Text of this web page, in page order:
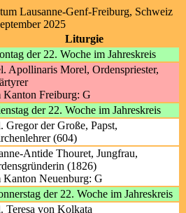
Lausanne-Genf-Freiburg, Schweiz
2025
Liturgie
der 22. Woche im Jahreskreis
Apollinaris Morel, Ordenspriester,
Kanton Freiburg: G
der 22. Woche im Jahreskreis
Gregor der Große, Papst,
(604)
Antide Thouret, Jungfrau,
(1826)
Kanton Neuenburg: G
der 22. Woche im Jahreskreis
Teresa von Kolkata